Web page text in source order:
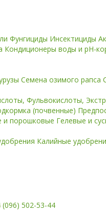
Фунгициды Инсектициды
Кондиционеры воды и pH-
Семена озимого рапса
Фульвокислоты,
(почвенные)
и порошковые Гелевые и
Калийные
(096) 502-53-44